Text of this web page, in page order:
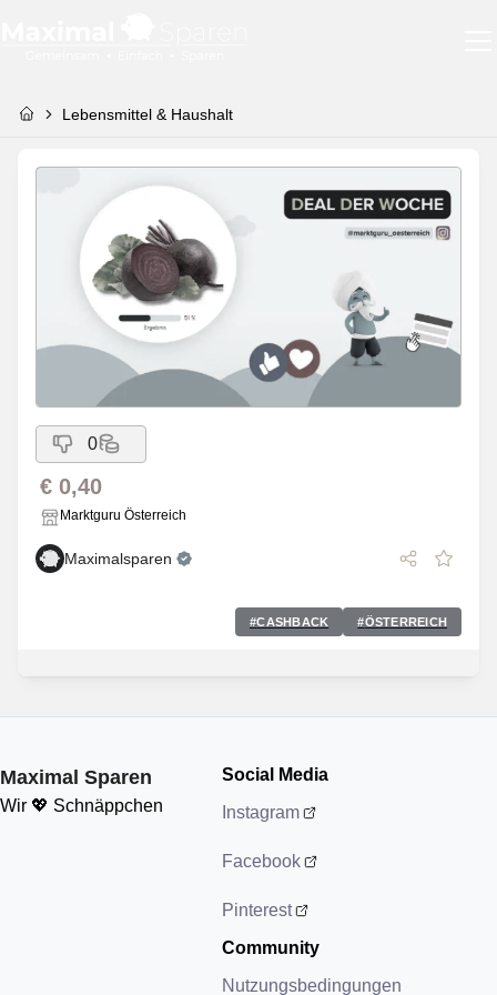
Lebensmittel & Haushalt
0
€ 0,40
Marktguru Österreich
Maximalsparen
#CASHBACK #ÖSTERREICH
Maximal Sparen
Wir 💖 Schnäppchen
Social Media
Instagram
Facebook
Pinterest
Community
Nutzungsbedingungen